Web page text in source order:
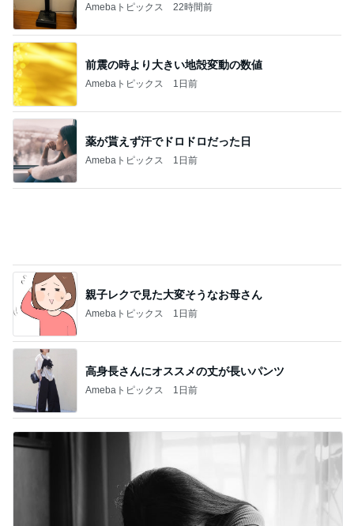
Amebaトピックス 22時間前
前震の時より大きい地殻変動の数値
Amebaトピックス 1日前
薬が貰えず汗でドロドロだった日
Amebaトピックス 1日前
高身長さんにオススメの丈が長いパンツ
Amebaトピックス 1日前